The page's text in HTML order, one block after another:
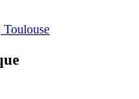
Toulouse